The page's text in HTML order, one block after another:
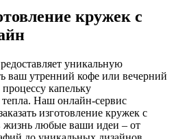
кружек с
уникальную
ваш утренний кофе или вечерний
капельку
Наш онлайн-сервис
изготовление кружек с
жизнь любые ваши идеи – от